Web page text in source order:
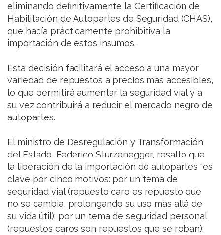
eliminando definitivamente la Certificación de
Habilitación de Autopartes de Seguridad (CHAS),
que hacía prácticamente prohibitiva la
importación de estos insumos.
Esta decisión facilitará el acceso a una mayor
variedad de repuestos a precios más accesibles,
lo que permitirá aumentar la seguridad vial y a
su vez contribuirá a reducir el mercado negro de
autopartes.
El ministro de Desregulación y Transformación
del Estado, Federico Sturzenegger, resalto que
la liberación de la importación de autopartes “es
clave por cinco motivos: por un tema de
seguridad vial (repuesto caro es repuesto que
no se cambia, prolongando su uso más allá de
su vida útil); por un tema de seguridad personal
(repuestos caros son repuestos que se roban);